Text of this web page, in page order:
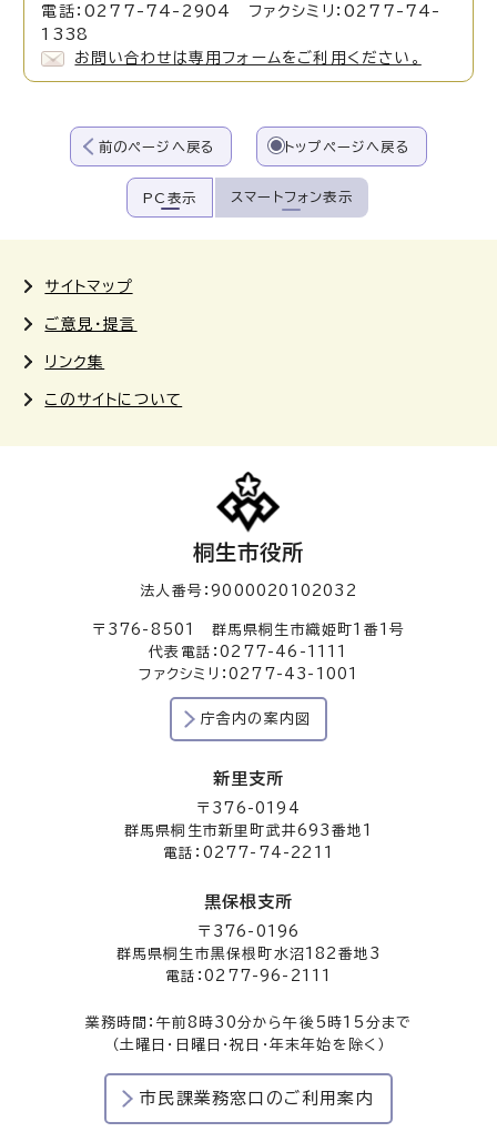
電話：0277-74-2904 ファクシミリ：0277-74-
1338
お問い合わせは専用フォームをご利用ください。
前のページへ戻る トップページへ戻る
PC表示 スマートフォン表示
サイトマップ
ご意見・提言
リンク集
このサイトについて
桐生市役所
法人番号：9000020102032
〒376-8501 群馬県桐生市織姫町1番1号
代表電話：0277-46-1111
ファクシミリ：0277-43-1001
庁舎内の案内図
新里支所
〒376-0194
群馬県桐生市新里町武井693番地1
電話：0277-74-2211
黒保根支所
〒376-0196
群馬県桐生市黒保根町水沼182番地3
電話：0277-96-2111
業務時間：午前8時30分から午後5時15分まで
（土曜日・日曜日・祝日・年末年始を除く）
市民課業務窓口のご利用案内